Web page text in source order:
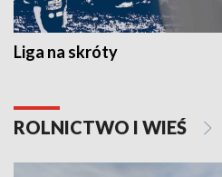
Liga na skróty
ROLNICTWO I WIEŚ